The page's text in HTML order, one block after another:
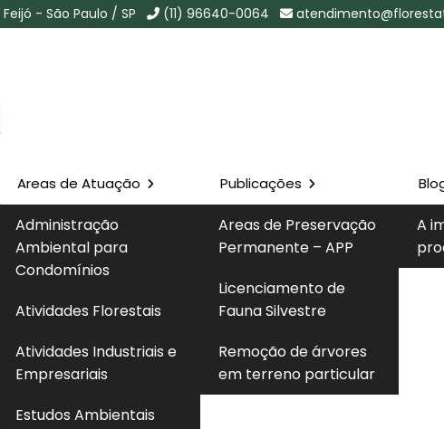
- São Paulo / SP (11) 96640-0064
Areas de Atuação
Administração
Ambiental para
Condomínios
Atividades Florestais
Atividades Industriais e
Empresariais
Estudos Ambientais
Publicações
Areas de Preservação
Permanente – APP
Licenciamento de
Fauna Silvestre
Remoção de árvores
em terreno particular
A
Arvore na Cidade
de Arvore na Cidade Ademar - SP
é um procedimento técnico que deve ser conduzido com
mesmo quando realizado em propriedade privada. Antes